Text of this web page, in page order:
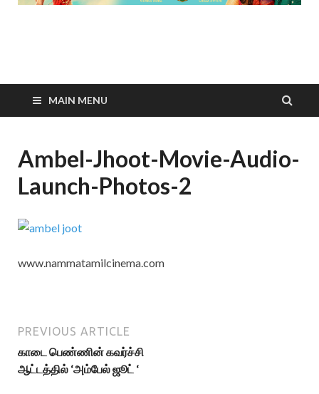
MAIN MENU
Ambel-Jhoot-Movie-Audio-
Launch-Photos-2
www.nammatamilcinema.com
PREVIOUS ARTICLE
காடை பெண்ணின் கவர்ச்சி
ஆட்டத்தில் ‘அம்பேல் ஜூட் ‘